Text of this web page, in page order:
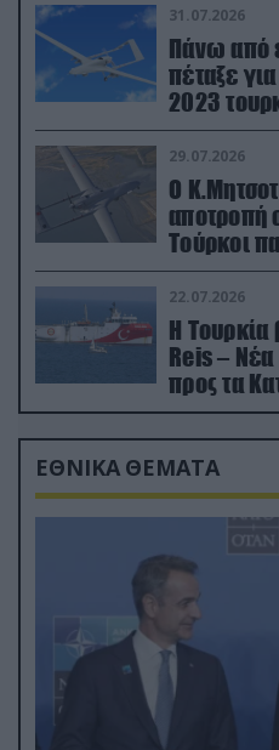
31.07.2026
Πάνω από
πέταξε
2023
29.07.2026
Ο
αποτροπή
Τούρκοι
drone
22.07.2026
Η Τουρκία
Reis – Νέα
προς τα
ΕΘΝΙΚΑ ΘΕΜΑΤΑ